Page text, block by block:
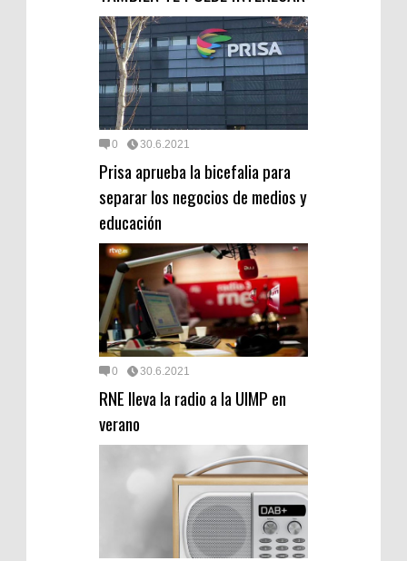
0 30.6.2021
Prisa aprueba la bicefalia para
separar los negocios de medios y
educación
0 30.6.2021
RNE lleva la radio a la UIMP en
verano